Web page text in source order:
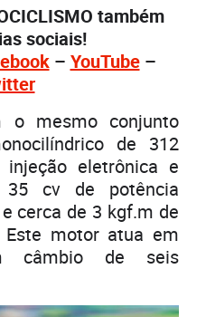
também
sociais!
– YouTube–
o mesmo conjunto
de 312
eletrônica e
35 cv de potência
cerca de 3 kgf.m de
motor atua em
câmbio de seis